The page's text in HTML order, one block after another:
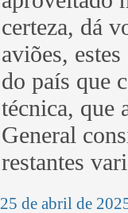
certeza, dá
aviões,
do país que
técnica, que
General
restantes
25 de abril de